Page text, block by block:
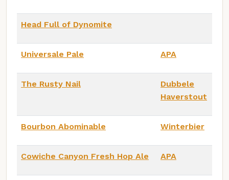
Head Full of Dynomite
Universale Pale APA
The Rusty Nail
Dubbele
Haverstout
Bourbon Abominable Winterbier
Cowiche Canyon Fresh Hop Ale APA